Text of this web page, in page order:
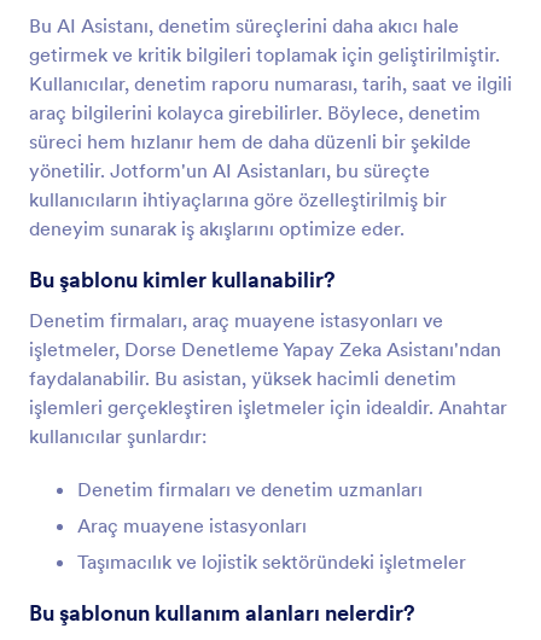
Bu AI Asistanı, denetim süreçlerini daha akıcı hale
getirmek ve kritik bilgileri toplamak için geliştirilmiştir.
Kullanıcılar, denetim raporu numarası, tarih, saat ve ilgili
araç bilgilerini kolayca girebilirler. Böylece, denetim
süreci hem hızlanır hem de daha düzenli bir şekilde
yönetilir. Jotform'un AI Asistanları, bu süreçte
kullanıcıların ihtiyaçlarına göre özelleştirilmiş bir
deneyim sunarak iş akışlarını optimize eder.
Bu şablonu kimler kullanabilir?
Denetim firmaları, araç muayene istasyonları ve
işletmeler, Dorse Denetleme Yapay Zeka Asistanı'ndan
faydalanabilir. Bu asistan, yüksek hacimli denetim
işlemleri gerçekleştiren işletmeler için idealdir. Anahtar
kullanıcılar şunlardır:
Denetim firmaları ve denetim uzmanları
Araç muayene istasyonları
Taşımacılık ve lojistik sektöründeki işletmeler
Bu şablonun kullanım alanları nelerdir?